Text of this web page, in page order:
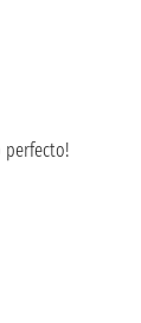
perfecto!